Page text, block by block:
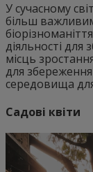
У сучасному
більш
діяльності
місць
для
середовища
Садові квіти